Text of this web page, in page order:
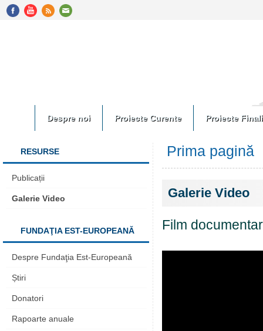
Despre noi Proiecte Curente Proiecte
RESURSE
Publicații
Galerie Video
FUNDAŢIA EST-EUROPEANĂ
Despre Fundaţia Est-Europeană
Știri
Donatori
Rapoarte anuale
Prima pagină
Galerie Video
Film